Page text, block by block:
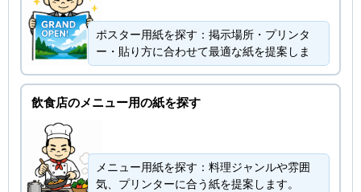
ポスター用紙を探す：掲示場所・プリンタ
ー・貼り方に合わせて最適な紙を提案しま
飲食店のメニュー用の紙を探す
メニュー用紙を探す：料理ジャンルや雰囲
気、プリンターに合う紙を提案します。